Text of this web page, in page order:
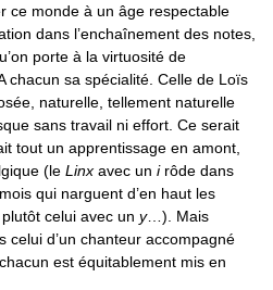
ce monde à un âge respectable
dans l’enchaînement des notes,
porte à la virtuosité de
chacun sa spécialité. Celle de Loïs
naturelle, tellement naturelle
sans travail ni effort. Ce serait
tout un apprentissage en amont,
(le Linx avec un irôde dans
qui narguent d’en haut les
celui avec un y…). Mais
celui d’un chanteur accompagné
est équitablement mis en